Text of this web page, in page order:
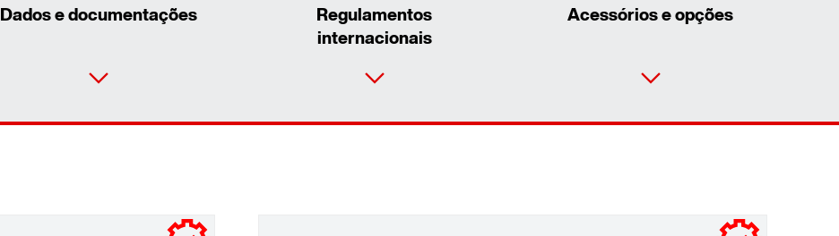
Dados e documentações
Regulamentos
internacionais
Acessórios e opções